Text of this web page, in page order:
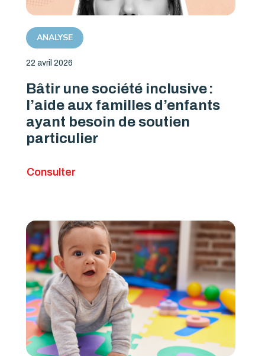
ANALYSE
22 avril 2026
Bâtir une société inclusive :
l’aide aux familles d’enfants
ayant besoin de soutien
particulier
Consulter